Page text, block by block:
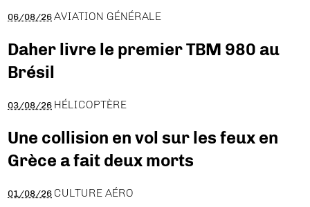
06/08/26 AVIATION GÉNÉRALE
Daher livre le premier TBM 980 au
Brésil
03/08/26 HÉLICOPTÈRE
Une collision en vol sur les feux en
Grèce a fait deux morts
01/08/26 CULTURE AÉRO